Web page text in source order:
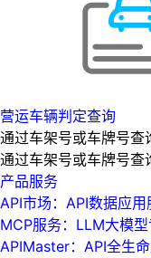
营运车辆判定查询
通过车架号或车牌号查
通过车架号或车牌号查
产品服务
API市场：API数据应用
MCP服务：LLM大模
APIMaster：API全生